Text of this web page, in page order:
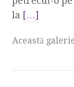
la […]
Această